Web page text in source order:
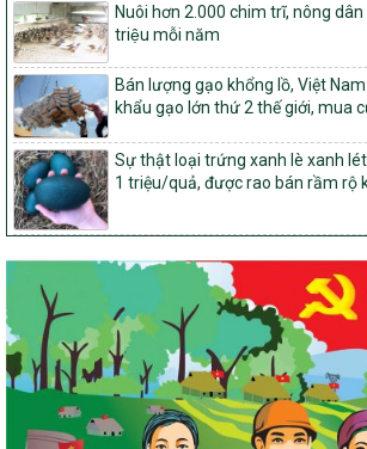
số và miền núi giai đoạn 2026-2035, giai
đến năm 2030
14/2026/TT-BNNMT
Hướng dẫn thực hiện một số nội dung tiêu chí,
tiêu chí quốc gia về nông thôn mới giai đoạn
phạm vi quản lý nhà nước của Bộ Nông
417/QĐ-BNNMT
Phê duyệt Chương trình mục tiêu quốc gia
mới, giảm nghèo bền vững và phát triển
đoạn I: Từ năm 2026 đến năm 2030
Nghị quyết số 08/2026/NQ-HĐND
Quy định nguyên tắc, tiêu chí, định mức phân
ương thực hiện Chương trình mục tiêu
thôn mới, giảm nghèo bền vững và phát
vùng đồng bào dân tộc thiểu số và miền
2030 trên địa bàn tỉnh Nghệ An
Nuôi hơn 2.000 chim trĩ, nông
triệu mỗi năm
Bán lượng gạo khổng lồ, Việt
khẩu gạo lớn thứ 2 thế giới, mua
Sự thật loại trứng xanh lè xanh
1 triệu/quả, được rao bán rầm rộ